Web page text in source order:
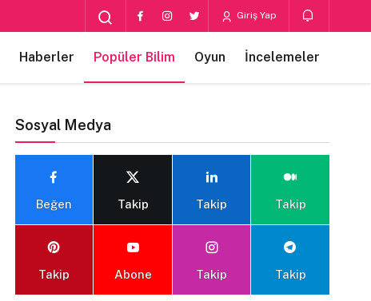
Giriş Yap
Haberler Popüler Bilim Oyun İncelemeler
Sosyal Medya
Beğen Takip Takip Takip
Takip Abone Takip Takip